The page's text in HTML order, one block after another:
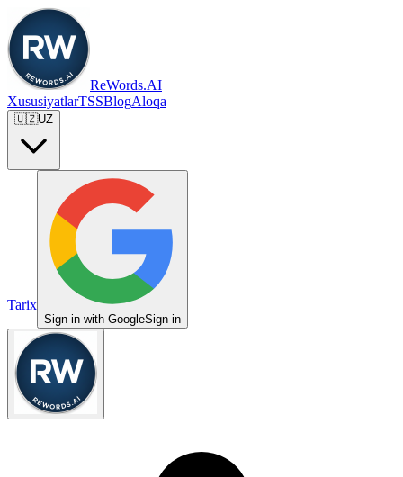
ReWords.AI
XususiyatlarTSSBlogAloqa
🇺🇿UZ
Tarix
Sign in with GoogleSign in